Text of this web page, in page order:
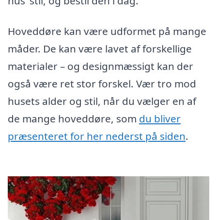
Hoveddøre kan være udformet på mange
måder. De kan være lavet af forskellige
materialer – og designmæssigt kan der
også være ret stor forskel. Vær tro mod
husets alder og stil, når du vælger en af
de mange hoveddøre, som du bliver
præsenteret for her nederst på siden.